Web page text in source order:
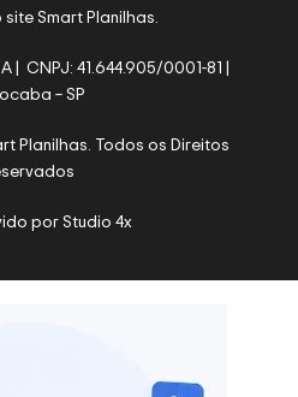
Smart Planilhas.
| CNPJ: 41.644.905/0001-81 |
– SP
Planilhas. Todos os Direitos
porStudio 4x